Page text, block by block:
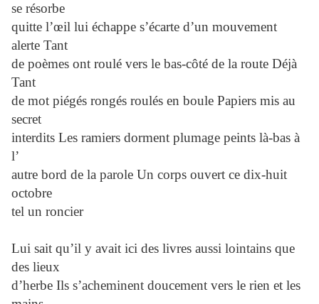
se résorbe
quitte l’œil lui échappe s’écarte d’un mouvement
alerte Tant
de poèmes ont roulé vers le bas-côté de la route Déjà
Tant
de mot piégés rongés roulés en boule Papiers mis au
secret
interdits Les ramiers dorment plumage peints là-bas à
l’
autre bord de la parole Un corps ouvert ce dix-huit
octobre
tel un roncier
Lui sait qu’il y avait ici des livres aussi lointains que
des lieux
d’herbe Ils s’acheminent doucement vers le rien et les